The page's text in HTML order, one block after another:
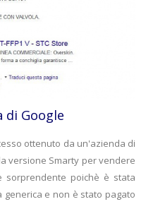
di Google
ottenuto da un'azienda di
versione Smarty per vendere
poichè è stata
e non è stato pagato